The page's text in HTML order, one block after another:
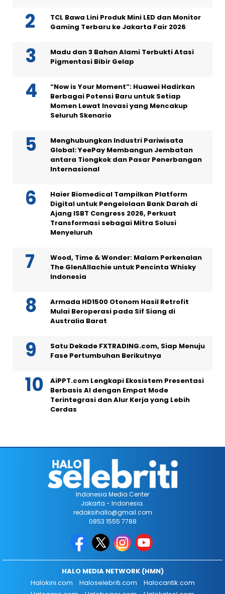
TCL Bawa Lini Produk Mini LED dan Monitor
Gaming Terbaru ke Jakarta Fair 2026
Madu dan 3 Bahan Alami Terbukti Atasi
Pigmentasi Bibir Gelap
“Now is Your Moment”: Huawei Hadirkan
Berbagai Potensi Baru untuk Setiap
Momen Lewat Inovasi yang Mencakup
Seluruh Skenario
Menghubungkan Industri Pariwisata
Global: YeePay Membangun Jembatan
antara Tiongkok dan Pasar Penerbangan
Internasional
Haier Biomedical Tampilkan Platform
Digital untuk Pengelolaan Bank Darah di
Ajang ISBT Congress 2026, Perkuat
Transformasi sebagai Mitra Solusi
Menyeluruh
Wood, Time & Wonder: Malam Perkenalan
The GlenAllachie untuk Pencinta Whisky
Indonesia
Armada HD1500 Otonom Hasil Retrofit
Mulai Beroperasi pada Sif Siang di
Australia Barat
Satu Dekade FXTRADING.com, Siap Menuju
Fase Pertumbuhan Berikutnya
AiPPT.com Lengkapi Ekosistem Presentasi
Berbasis AI dengan Empat Mode
Terintegrasi dan Alur Kerja yang Lebih
Cerdas
Indonesia Media Center
Jakarta - Indonesia.
redaksihallo@gmail.com
0853 1555 7788
HALO MEDIA NETWORK (HMN)
Halokini.com
Haloselebriti.com
Halocantik.com